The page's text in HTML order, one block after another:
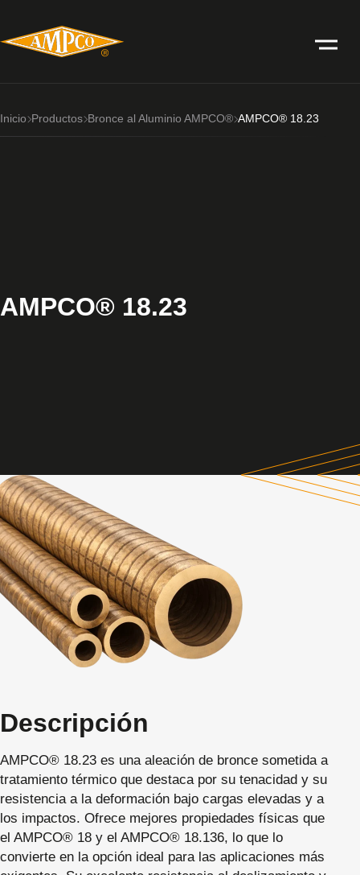
Inicio Productos Bronce al Aluminio AMPCO® AMPCO® 18.23
AMPCO® 18.23
Descripción
AMPCO® 18.23 es una aleación de bronce sometida a
tratamiento térmico que destaca por su tenacidad y su
resistencia a la deformación bajo cargas elevadas y a
los impactos. Ofrece mejores propiedades físicas que
el AMPCO® 18 y el AMPCO® 18.136, lo que lo
convierte en la opción ideal para las aplicaciones más